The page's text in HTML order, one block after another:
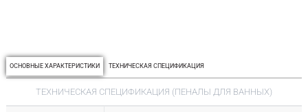
ОСНОВНЫЕ ХАРАКТЕРИСТИКИ ТЕХНИЧЕСКАЯ СПЕЦИФИКАЦИЯ
ТЕХНИЧЕСКАЯ СПЕЦИФИКАЦИЯ (ПЕНАЛЫ ДЛЯ ВАННЫХ)